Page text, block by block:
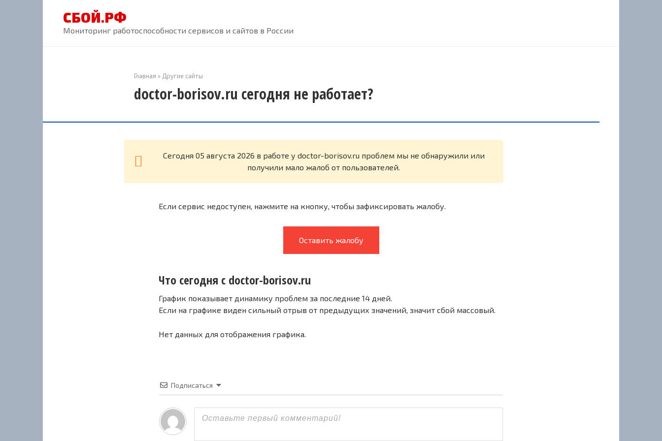
СБОЙ.РФ
Мониторинг работоспособности сервисов и сайтов в России
Главная » Другие сайты
doctor-borisov.ru сегодня не работает?
Cегодня 05 августа 2026 в работе у doctor-borisov.ru проблем мы не обнаружили или
получили мало жалоб от пользователей.
Если сервис недоступен, нажмите на кнопку, чтобы зафиксировать жалобу.
Оставить жалобу
Что сегодня с doctor-borisov.ru
График показывает динамику проблем за последние 14 дней.
Если на графике виден сильный отрыв от предыдущих значений, значит сбой массовый.
Нет данных для отображения графика.
Подписаться